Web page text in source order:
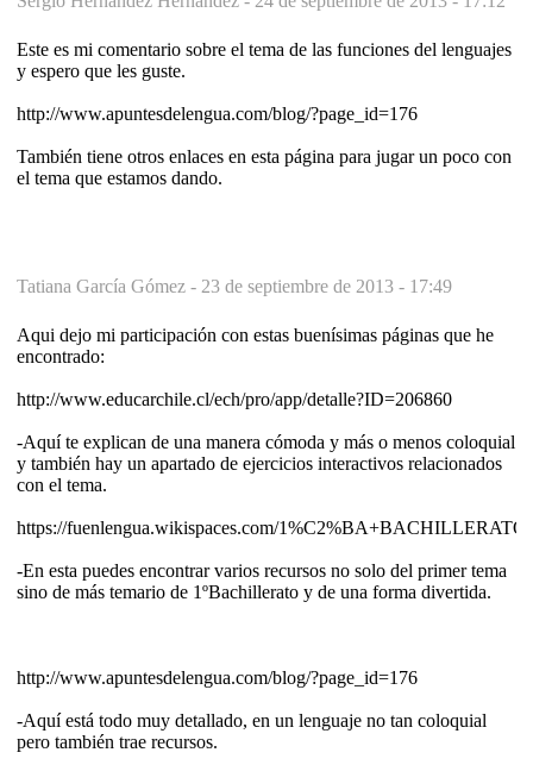
Este es mi comentario sobre el tema de las funciones del lenguajes
y espero que les guste.
http://www.apuntesdelengua.com/blog/?page_id=176
También tiene otros enlaces en esta página para jugar un poco con
el tema que estamos dando.
Tatiana García Gómez - 23 de septiembre de 2013 - 17:49
Aqui dejo mi participación con estas buenísimas páginas que he
encontrado:
http://www.educarchile.cl/ech/pro/app/detalle?ID=206860
-Aquí te explican de una manera cómoda y más o menos coloquial
y también hay un apartado de ejercicios interactivos relacionados
con el tema.
https://fuenlengua.wikispaces.com/
-En esta puedes encontrar varios recursos no solo del primer tema
sino de más temario de 1ºBachillerato y de una forma divertida.
http://www.apuntesdelengua.com/blog/?page_id=176
-Aquí está todo muy detallado, en un lenguaje no tan coloquial
pero también trae recursos.